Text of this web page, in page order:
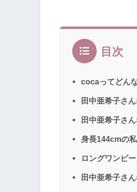
目次
cocaってどん
田中亜希子さ
田中亜希子さ
身長144cmの
ロングワンピ
田中亜希子さ